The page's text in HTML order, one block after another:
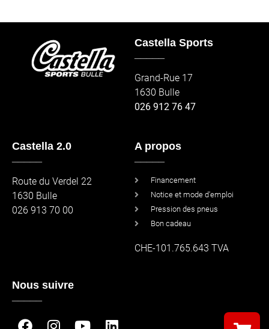
Castella Sports
Grand-Rue 17
1630 Bulle
026 912 76 47
Castella 2.0
Route du Verdel 22
1630 Bulle
026 913 70 00
A propos
Financement
Notice et mode d'emploi
Pression des pneus
Bon cadeau
CHE-101.765.643 TVA
Nous suivre